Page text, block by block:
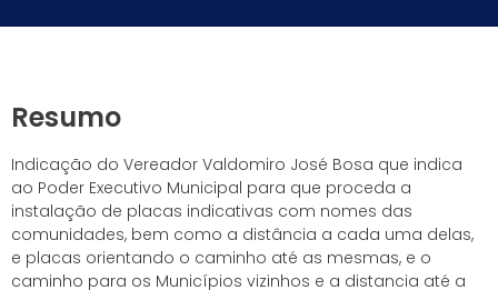
Resumo
Indicação do Vereador Valdomiro José Bosa que indica
ao Poder Executivo Municipal para que proceda a
instalação de placas indicativas com nomes das
comunidades, bem como a distância a cada uma delas,
e placas orientando o caminho até as mesmas, e o
caminho para os Municípios vizinhos e a distancia até a